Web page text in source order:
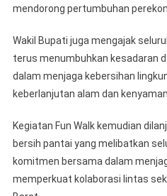
mendorong pertumbuhan
Wakil Bupati juga mengajak
terus menumbuhkan kesadaran
dalam menjaga kebersihan
keberlanjutan alam dan
Kegiatan Fun Walk kemudian
bersih pantai yang melibatkan
komitmen bersama dalam
memperkuat kolaborasi lintas